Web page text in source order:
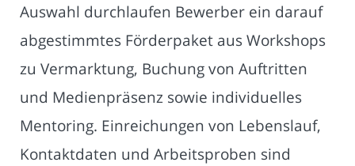
Auswahl durchlaufen Bewerber ein darauf
abgestimmtes Förderpaket aus Workshops
zu Vermarktung, Buchung von Auftritten
und Medienpräsenz sowie individuelles
Mentoring. Einreichungen von Lebenslauf,
Kontaktdaten und Arbeitsproben sind